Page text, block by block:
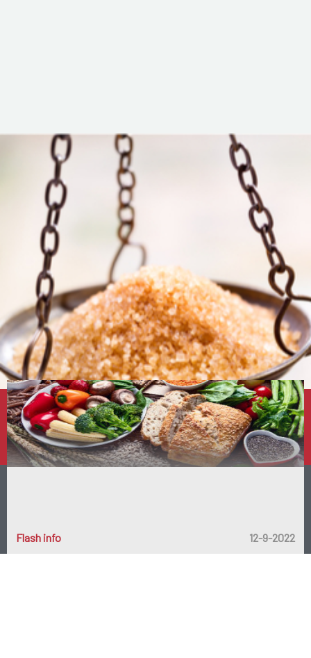
Product catégorie populaire
Sucre en équilibre
Flash info 12-9-2022